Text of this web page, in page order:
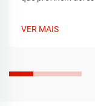
VER MAIS